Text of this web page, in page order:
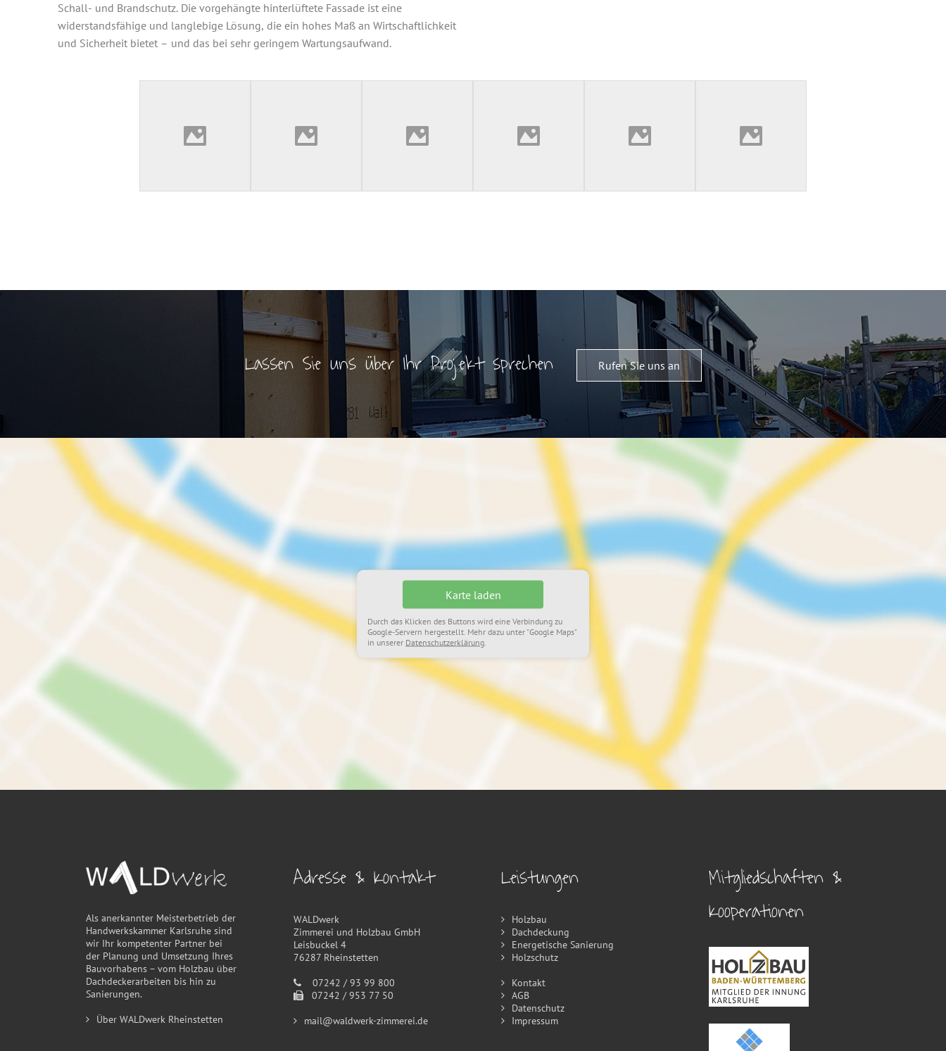
Schall- und Brandschutz. Die vorgehängte hinterlüftete Fassade ist eine
widerstandsfähige und langlebige Lösung, die ein hohes Maß an Wirtschaftlichkeit
und Sicherheit bietet – und das bei sehr geringem Wartungsaufwand.
Lassen Sie uns über Ihr Projekt sprechen Rufen Sie uns an
Karte laden
Durch das Klicken des Buttons wird eine Verbindung zu
Google-Servern hergestellt. Mehr dazu unter "Google Maps"
in unserer Datenschutzerklärung
Als anerkannter Meisterbetrieb der
Handwerkskammer Karlsruhe sind
wir Ihr kompetenter Partner bei
der Planung und Umsetzung Ihres
Bauvorhabens – vom Holzbau über
Dachdeckerarbeiten bis hin zu
Sanierungen.
Über WALDwerk Rheinstetten
Adresse & Kontakt
WALDwerk
Zimmerei und Holzbau GmbH
Leisbuckel 4
76287 Rheinstetten
07242 / 93 99 800
07242 / 953 77 50
mail@waldwerk-zimmerei.de
Leistungen
Holzbau
Dachdeckung
Energetische Sanierung
Holzschutz
Kontakt
AGB
Datenschutz
Impressum
Mitgliedschaften &
Kooperationen